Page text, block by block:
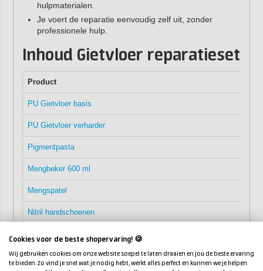
hulpmaterialen.
Je voert de reparatie eenvoudig zelf uit, zonder
professionele hulp.
Inhoud Gietvloer reparatieset
Product
PU Gietvloer basis
PU Gietvloer verharder
Pigmentpasta
Mengbeker 600 ml
Mengspatel
Nitril handschoenen
Waterproof schuurpapier (P60)
Cookies voor de beste shopervaring! 🍪
Wij gebruiken cookies om onze website soepel te laten draaien en jou de beste ervaring
te bieden. Zo vind je snel wat je nodig hebt, werkt alles perfect en kunnen we je helpen